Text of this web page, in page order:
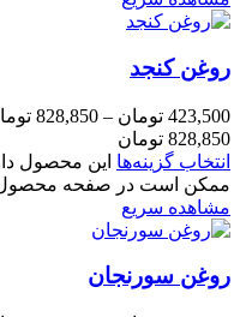
روغن کنجد
423,500 تومان –
828,850
828,850 تومان
انتخاب گزینه‌ها این محصول
ممکن است در صفحه محصول
مشاهده سریع
روغن سورنجان